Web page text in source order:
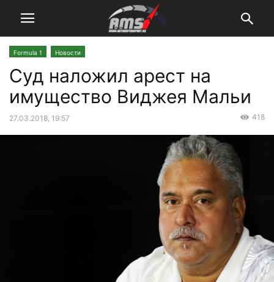
Formula 1 Новости
Суд наложил арест на
имущество Виджея Мальи
27.03.2018, 19:57 418